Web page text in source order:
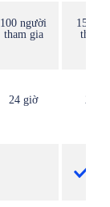
100 người
tham gia
150
tham
24 giờ